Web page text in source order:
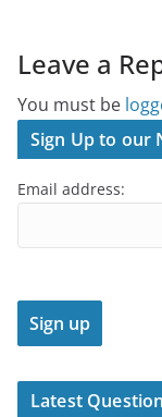
Leave a
You must be
Sign Up to our
Email address:
Latest